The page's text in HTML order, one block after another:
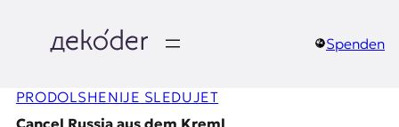
springen
e
Spenden
PRODOLSHENIJE SLEDUJET